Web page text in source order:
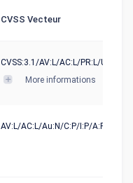
CVSS Vecteur
CVSS:3.1/AV:L/AC:L/PR:L/UI:N/
More informations
AV:L/AC:L/Au:N/C:P/I:P/A:P